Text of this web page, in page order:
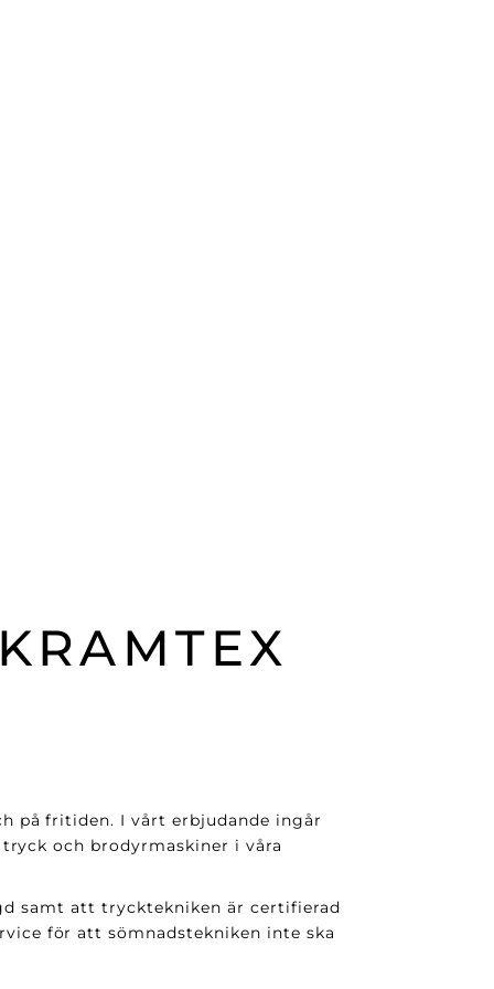
på fritiden. I vårt erbjudande ingår
och brodyrmaskiner i våra
samt att trycktekniken är certifierad
för att sömnadstekniken inte ska